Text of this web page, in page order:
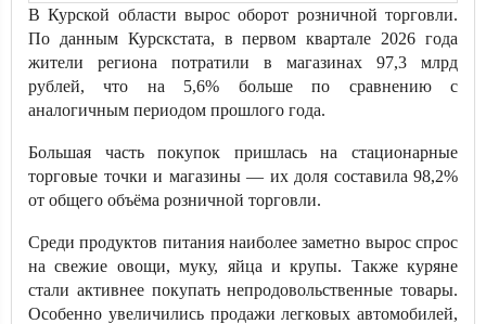
В Курской области вырос оборот розничной торговли.
По данным Курскстата, в первом квартале 2026 года
жители региона потратили в магазинах 97,3 млрд
рублей, что на 5,6% больше по сравнению с
аналогичным периодом прошлого года.
Большая часть покупок пришлась на стационарные
торговые точки и магазины — их доля составила 98,2%
от общего объёма розничной торговли.
Среди продуктов питания наиболее заметно вырос спрос
на свежие овощи, муку, яйца и крупы. Также куряне
стали активнее покупать непродовольственные товары.
Особенно увеличились продажи легковых автомобилей,